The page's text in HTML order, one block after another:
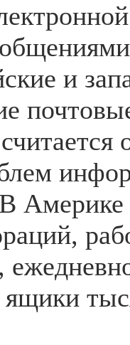
и
Америке
ящики